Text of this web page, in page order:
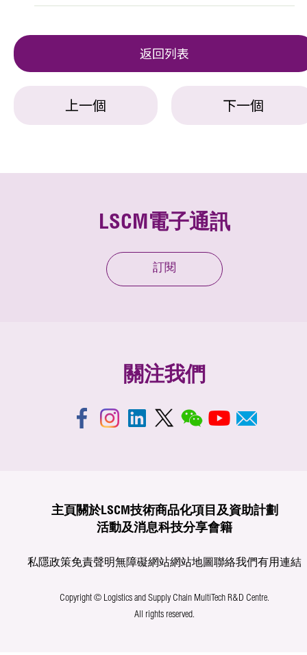
返回列表
上一個 下一個
LSCM電子通訊
訂閱
關注我們
主頁 關於LSCM技術商品化項目及資助計劃
活動及消息科技分享會籍
私隱政策免責聲明無障礙網站網站地圖聯絡我們有用連結
Copyright © Logistics and Supply Chain MultiTech R&D Centre.
All rights reserved.